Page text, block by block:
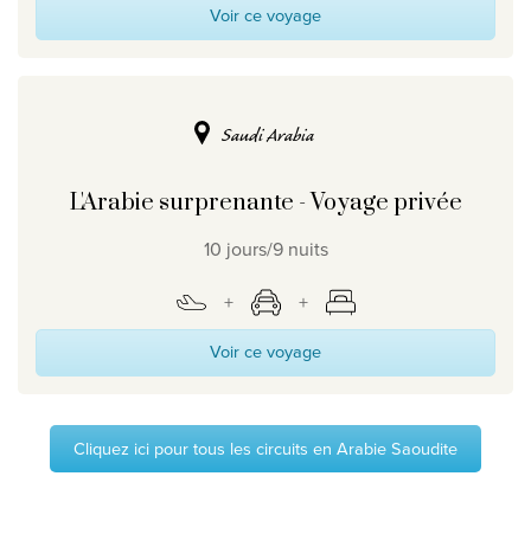
Voir ce voyage
Saudi Arabia
L'Arabie surprenante - Voyage privée
10 jours/9 nuits
Voir ce voyage
Cliquez ici pour tous les circuits en Arabie Saoudite